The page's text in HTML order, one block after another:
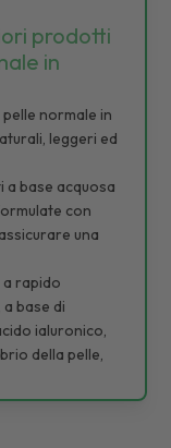
prodotti
in
normale in
leggeri ed
base acquosa
con
una
rapido
base di
ialuronico,
della pelle,